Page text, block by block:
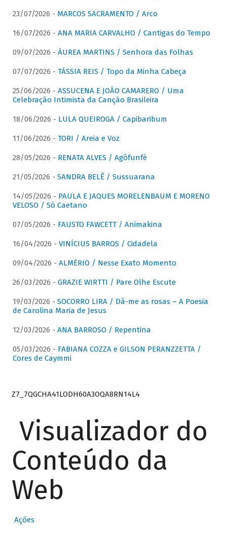
23/07/2026 - MARCOS SACRAMENTO / Arco
16/07/2026 - ANA MARIA CARVALHO / Cantigas do Tempo
09/07/2026 - ÁUREA MARTINS / Senhora das Folhas
07/07/2026 - TÁSSIA REIS / Topo da Minha Cabeça
25/06/2026 - ASSUCENA E JOÃO CAMARERO / Uma
Celebração Intimista da Canção Brasileira
18/06/2026 - LULA QUEIROGA / Capibaribum
11/06/2026 - TORI / Areia e Voz
28/05/2026 - RENATA ALVES / Agôfunfè
21/05/2026 - SANDRA BELÊ / Sussuarana
14/05/2026 - PAULA E JAQUES MORELENBAUM E MORENO
VELOSO / Só Caetano
07/05/2026 - FAUSTO FAWCETT / Animakina
16/04/2026 - VINÍCIUS BARROS / Cidadela
09/04/2026 - ALMÉRIO / Nesse Exato Momento
26/03/2026 - GRAZIE WIRTTI / Pare Olhe Escute
19/03/2026 - SOCORRO LIRA / Dá-me as rosas – A Poesia
de Carolina Maria de Jesus
12/03/2026 - ANA BARROSO / Repentina
05/03/2026 - FABIANA COZZA e GILSON PERANZZETTA /
Cores de Caymmi
Z7_7QGCHA41LODH60A3OQA8RN14L4
Visualizador do
Conteúdo da
Web
Ações